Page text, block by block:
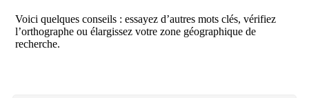
Voici quelques conseils : essayez d’autres mots clés, vérifiez
l’orthographe ou élargissez votre zone géographique de
recherche.